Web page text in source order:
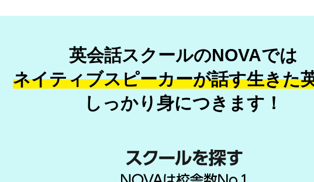
英会話スクールのNOVAでは
ネイティブスピーカーが話す生きた
しっかり身につきます！